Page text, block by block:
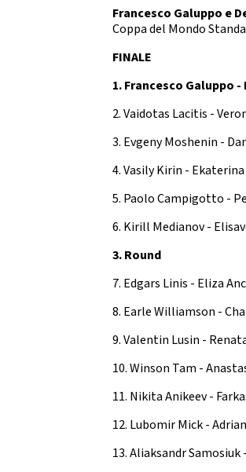
Finanziamenti Credito Sportivo
Assicurazione
Enti di Promozione
BENEMERENZE
DIRIGENTI SPORTIVI
UFFICIO STAMPA
Regolamento
SAFEGUARDING
Policy
LOGO E PATROCINIO
ASSEMBLEA NAZIONALE
Francesco Galuppo e
Coppa del Mondo
FINALE
1. Francesco Galuppo
2. Vaidotas Lacitis -
3. Evgeny Moshenin -
4. Vasily Kirin -
5. Paolo Campigotto -
6. Kirill Medianov -
3. Round
7. Edgars Linis - Eliza
8. Earle Williamson -
9. Valentin Lusin -
10. Winson Tam -
11. Nikita Anikeev -
12. Lubomir Mick -
13. Aliaksandr Samosiuk